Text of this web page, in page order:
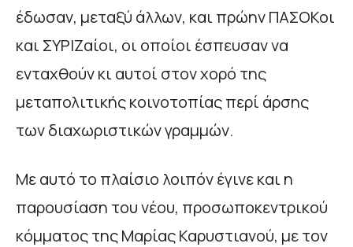
έδωσαν, μεταξύ άλλων, και πρώην ΠΑΣΟΚοι
και ΣΥΡΙΖαίοι, οι οποίοι έσπευσαν να
ενταχθούν κι αυτοί στον χορό της
μεταπολιτικής κοινοτοπίας περί άρσης
των διαχωριστικών γραμμών.
Με αυτό το πλαίσιο λοιπόν έγινε και η
παρουσίαση του νέου, προσωποκεντρικού
κόμματος της Μαρίας Καρυστιανού, με τον